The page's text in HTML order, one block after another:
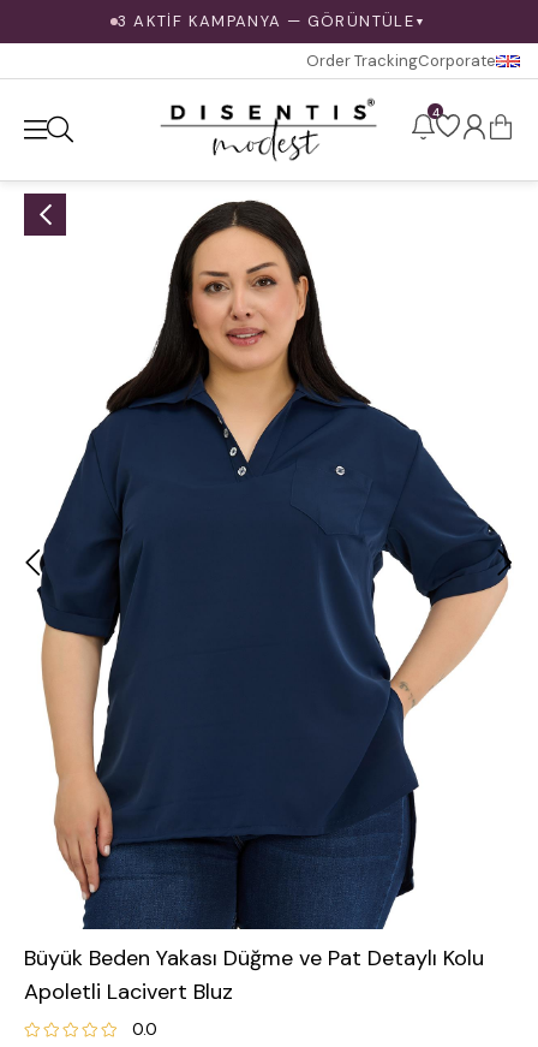
3 AKTİF KAMPANYA — GÖRÜNTÜLE ▼
Order TrackingCorporate
4
Büyük Beden Yakası Düğme ve Pat Detaylı Kolu
Apoletli Lacivert Bluz
0.0